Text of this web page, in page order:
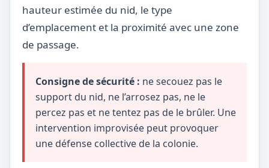
hauteur estimée du nid, le type
d’emplacement et la proximité avec une zone
de passage.
Consigne de sécurité : ne secouez pas le
support du nid, ne l’arrosez pas, ne le
percez pas et ne tentez pas de le brûler. Une
intervention improvisée peut provoquer
une défense collective de la colonie.